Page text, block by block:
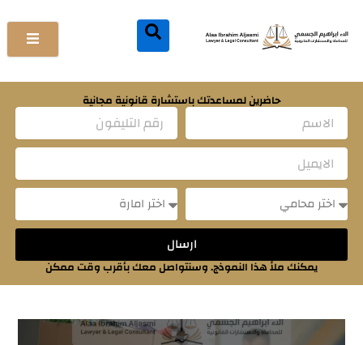
إلى
المحتوى
حاضرين لمساعدتك باستشارة قانونية مجانية
ارسال
يمكنك ملأ هذا النموذج. وسنتواصل معك بأقرب وقت ممكن